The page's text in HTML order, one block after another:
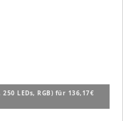
LEDs, RGB) für 136,17€